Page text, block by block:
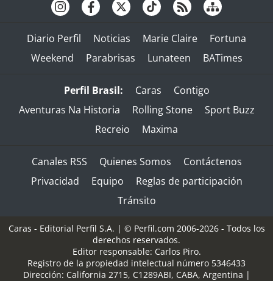
Diario Perfil Noticias Marie Claire
Fortuna
Weekend
Parabrisas Lunateen BATimes
Perfil Brasil: Caras
Contigo
Aventuras Na Historia
Rolling Stone
Sport Buzz
Recreio
Maxima
Canales RSS Quienes Somos
Contáctenos
Privacidad
Equipo
Reglas de participación
Tránsito
Caras - Editorial Perfil S.A. | © Perfil.com 2006-2026 - Todos los
derechos reservados.
Editor responsable: Carlos Piro.
Registro de la propiedad intelectual número 5346433
Dirección: California 2715, C1289ABI, CABA, Argentina |